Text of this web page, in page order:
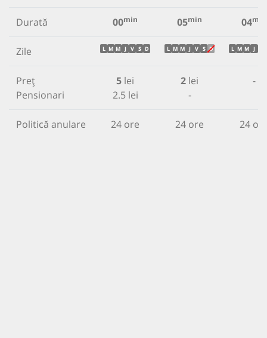
Durată 00min 05min 04min
Zile L M M J V S D L M M J V S D L M M J
Preț
Pensionari
5 lei
2.5 lei
2 lei
-
-
Politică anulare 24 ore 24 ore 24